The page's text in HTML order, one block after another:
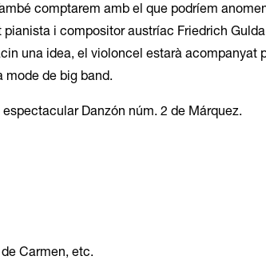
comptarem amb el que podríem
i compositor austríac Friedrich
una idea, el violoncel estarà acompanyat
mode de big band.
Danzón núm. 2 de Márquez.
Carmen, etc.